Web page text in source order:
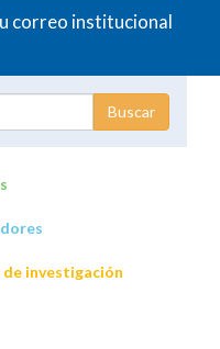
correo institucional
investigación